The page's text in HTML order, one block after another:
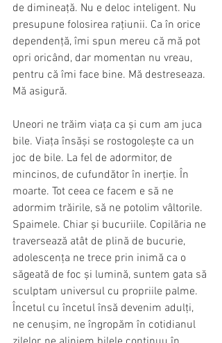
de dimineață. Nu e deloc inteligent. Nu
presupune folosirea rațiunii. Ca în orice
dependență, îmi spun mereu că mă pot
opri oricând, dar momentan nu vreau,
pentru că îmi face bine. Mă destreseaza.
Mă asigură.
Uneori ne trăim viața ca și cum am juca
bile. Viața însăși se rostogolește ca un
joc de bile. La fel de adormitor, de
mincinos, de cufundător în inerție. În
moarte. Tot ceea ce facem e să ne
adormim trăirile, să ne potolim vâltorile.
Spaimele. Chiar și bucuriile. Copilăria ne
traversează atât de plină de bucurie,
adolescența ne trece prin inimă ca o
săgeată de foc și lumină, suntem gata să
sculptam universul cu propriile palme.
Încetul cu încetul însă devenim adulți,
ne cenușim, ne îngropăm în cotidianul